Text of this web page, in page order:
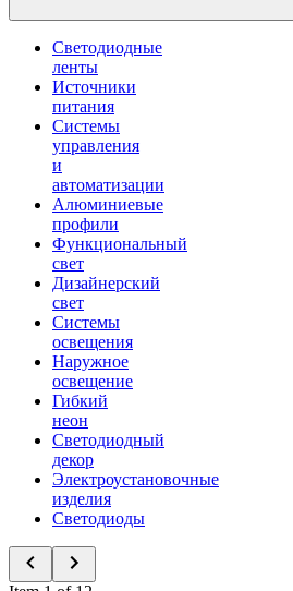
Светодиодные
ленты
Источники
питания
Системы
управления
и
автоматизации
Алюминиевые
профили
Функциональный
свет
Дизайнерский
свет
Системы
освещения
Наружное
освещение
Гибкий
неон
Светодиодный
декор
Электроустановочные
изделия
Светодиоды